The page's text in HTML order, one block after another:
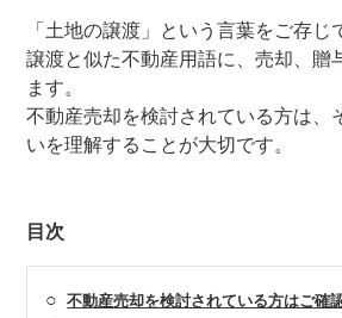
「土地の譲渡」という言葉をご存じ
譲渡と似た不動産用語に、売却、贈
ます。
不動産売却を検討されている方は、
いを理解することが大切です。
目次
○不動産売却を検討されている方はご確